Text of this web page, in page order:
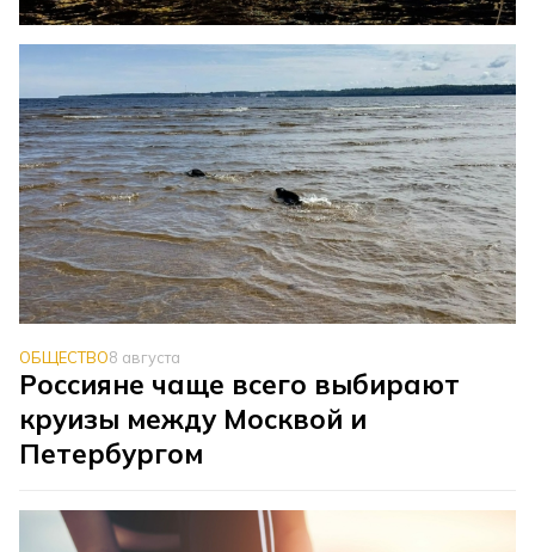
ОБЩЕСТВО8 августа
Россияне чаще всего выбирают
круизы между Москвой и
Петербургом